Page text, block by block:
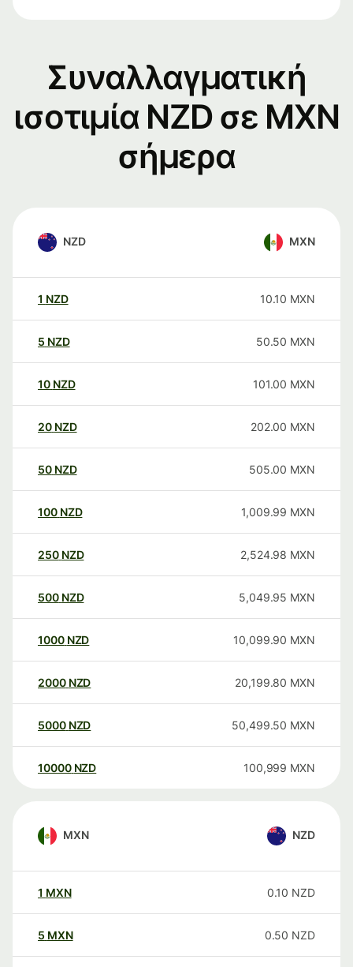
Συναλλαγματική
ισοτιμία NZD σε MXN
σήμερα
NZD MXN
1 NZD 10.10 MXN
5 NZD 50.50 MXN
10 NZD 101.00 MXN
20 NZD 202.00 MXN
50 NZD 505.00 MXN
100 NZD 1,009.99 MXN
250 NZD 2,524.98 MXN
500 NZD 5,049.95 MXN
1000 NZD 10,099.90 MXN
2000 NZD 20,199.80 MXN
5000 NZD 50,499.50 MXN
10000 NZD 100,999 MXN
MXN NZD
1 MXN 0.10 NZD
5 MXN 0.50 NZD